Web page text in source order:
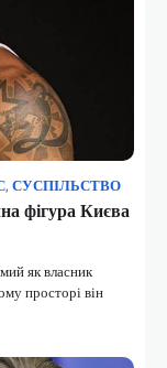
, СУСПІЛЬСТВО
фігура Києва
як власник
просторі він